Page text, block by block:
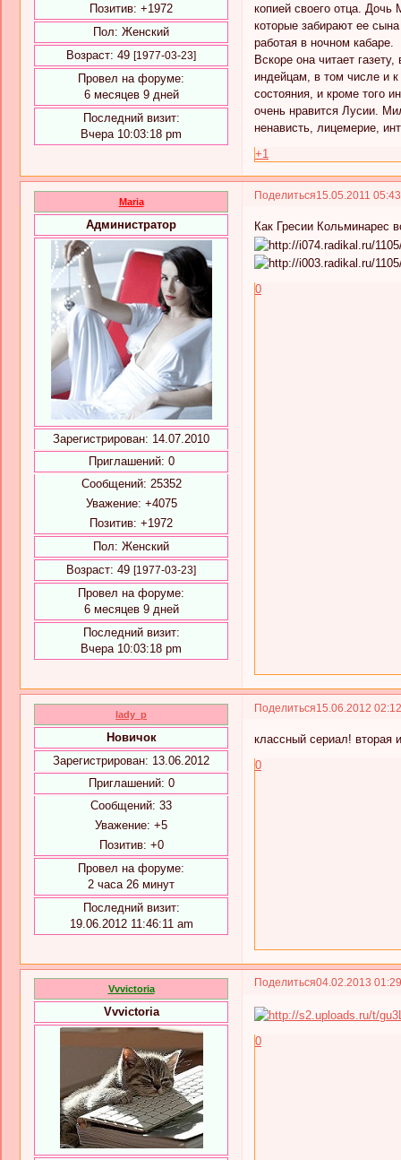
Позитив: +1972
Пол: Женский
Возраст: 49 [1977-03-23]
Провел на форуме:
6 месяцев 9 дней
Последний визит:
Вчера 10:03:18 pm
копией своего отца.
которые забирают ее
работая в ночном кабаре.
Вскоре она читает
индейцам, в том числе и
состояния, и кроме того
очень нравится Лусии.
ненависть, лицемерие,
+1
Поделиться15.05.2011
Maria
Администратор
Зарегистрирован: 14.07.2010
Приглашений: 0
Сообщений: 25352
Уважение: +4075
Позитив: +1972
Пол: Женский
Возраст: 49 [1977-03-23]
Провел на форуме:
6 месяцев 9 дней
Последний визит:
Вчера 10:03:18 pm
Как Гресии Кольминарес
0
Поделиться15.06.2012
lady_p
Новичок
Зарегистрирован: 13.06.2012
Приглашений: 0
Сообщений: 33
Уважение: +5
Позитив: +0
Провел на форуме:
2 часа 26 минут
Последний визит:
19.06.2012 11:46:11 am
классный сериал! вторая
0
Поделиться04.02.2013
Vvvictoria
Vvvictoria
0